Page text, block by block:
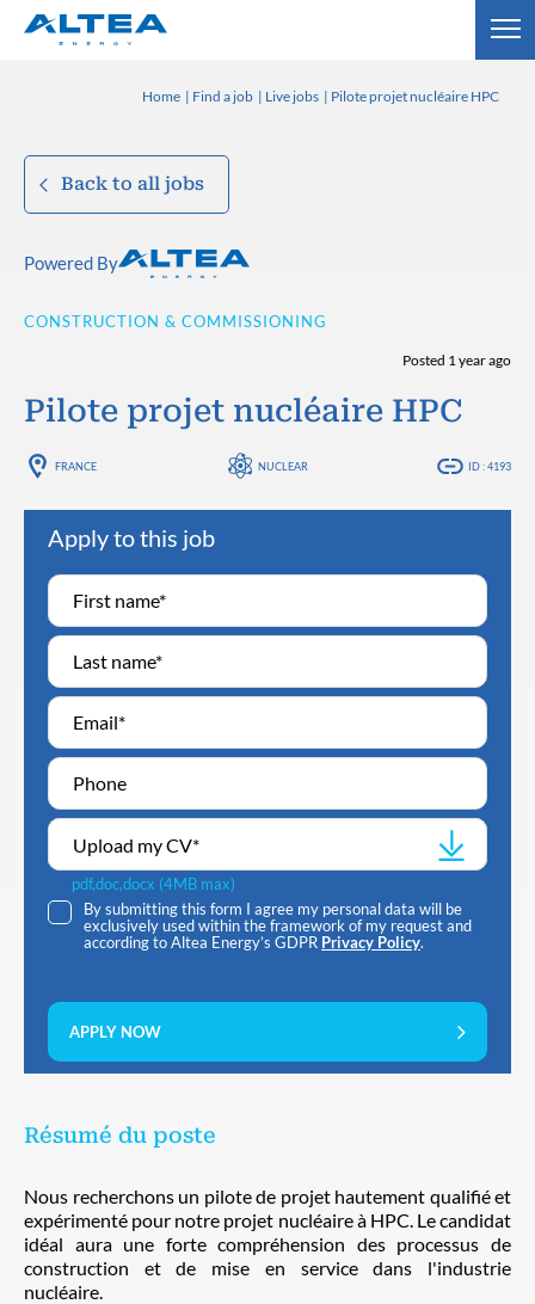
Home Find a job Live jobs Pilote projet nucléaire HPC
Back to all jobs
Powered By
CONSTRUCTION & COMMISSIONING
Posted 1 year ago
Pilote projet nucléaire HPC
FRANCE NUCLEAR ID : 4193
Apply to this job
Upload my CV*
pdf,doc,docx (4MB max)
By submitting this form I agree my personal data will be
exclusively used within the framework of my request and
according to Altea Energy’s GDPR Privacy Policy.
APPLY NOW
Résumé du poste
Nous recherchons un pilote de projet hautement qualifié et
expérimenté pour notre projet nucléaire à HPC. Le candidat
idéal aura une forte compréhension des processus de
construction et de mise en service dans l'industrie
nucléaire.